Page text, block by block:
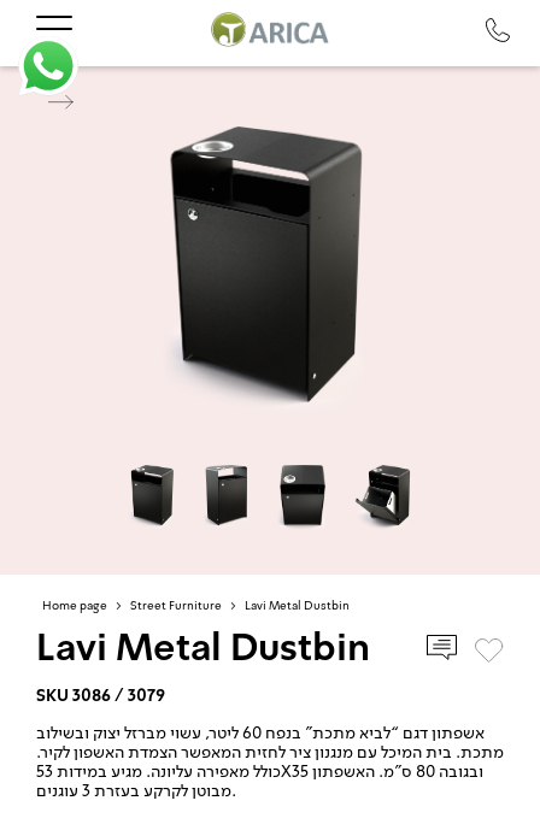
Home page > Street Furniture > Lavi Metal Dustbin
Lavi Metal Dustbin
SKU 3086 / 3079
אשפתון דגם “לביא מתכת” בנפח 60 ליטר, עשוי מברזל יצוק ובשילוב
מתכת. בית המיכל עם מנגנון ציר לחזית המאפשר הצמדת האשפון לקיר.
כולל מאפירה עליונה. מגיע במידות 53X35 ובגובה 80 ס”מ. האשפתון
מבוטן לקרקע בעזרת 3 עוגנים.